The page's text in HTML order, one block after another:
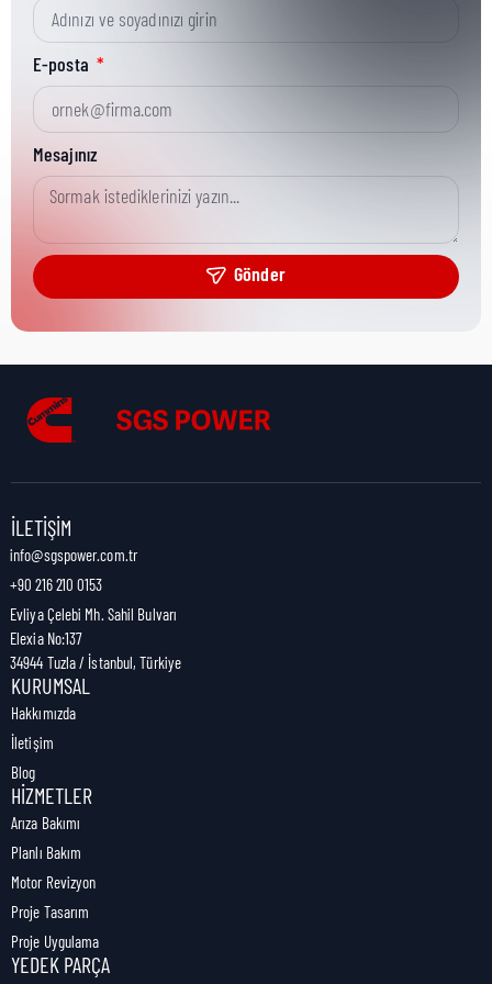
Kısa Parça No:
Ürün Grubu:
Ürün Kategorisi:
Nakliye Yüksekliği:
Nakliye Uzunluğu:
Nakliye Ağırlığı:
E-posta
Mesajınız
Gönder
İLETIŞIM
info@sgspower.com.tr
+90 216 210 0153
Evliya Çelebi Mh. Sahil Bulvarı
Elexia No:137
34944 Tuzla / İstanbul, Türkiye
KURUMSAL
Hakkımızda
İletişim
Blog
HIZMETLER
Arıza Bakımı
Planlı Bakım
Motor Revizyon
Proje Tasarım
Proje Uygulama
YEDEK PARÇA